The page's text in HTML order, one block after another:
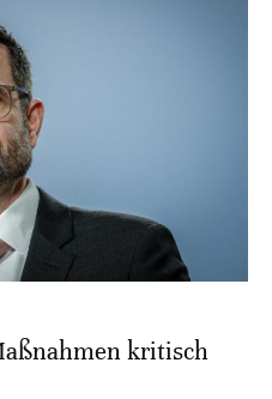
kritisch